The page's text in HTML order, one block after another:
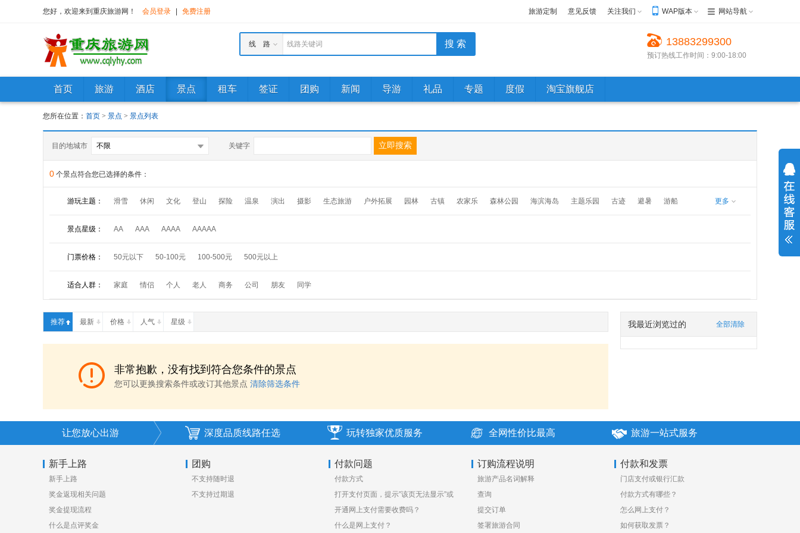
您好，欢迎来到重庆旅游网！ 会员登录 免费注册 旅游定制 意见反馈 关注我们 WAP版本 网站导航
线路关键词
线 路 13883299300
预订热线工作时间：9:00-18:00
首页 旅游 酒店 景点 租车 签证 团购 新闻 导游 礼品 专题 度假 淘宝旗舰店
您所在位置： 首页 > 景点 > 景点列表
目的地城市 关键字
0 个景点符合您已选择的条件：
游玩主题： 滑雪 休闲 文化 登山 探险 温泉 演出 摄影 生态旅游 户外拓展 园林 古镇 农家乐 森林公园 海滨海岛 主题乐园 古迹 避暑 游船
水乡 漂流
更多
景点星级： AA AAA AAAA AAAAA
门票价格： 50元以下 50-100元 100-500元 500元以上
适合人群： 家庭 情侣 个人 老人 商务 公司 朋友 同学
推荐 最新 价格 人气 星级
非常抱歉，没有找到符合您条件的景点
您可以更换搜索条件或改订其他景点 清除筛选条件
全部清除
我最近浏览过的
让您放心出游 深度品质线路任选 玩转独家优质服务 全网性价比最高 旅游一站式服务
新手上路
新手上路
奖金返现相关问题
奖金提现流程
什么是点评奖金
团购
不支持随时退
不支持过期退
付款问题
付款方式
打开支付页面，提示”该页无法显示”或
空白页，可能是什么原因？
开通网上支付需要收费吗？
什么是网上支付？
订购流程说明
旅游产品名词解释
查询
提交订单
签署旅游合同
付款和发票
门店支付或银行汇款
付款方式有哪些？
怎么网上支付？
如何获取发票？